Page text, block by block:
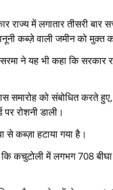
में लगातार तीसरी बार
कब्ज़े वाली जमीन को मुक्त
ने यह भी कहा कि सरकार
समारोह को संबोधित करते
रोशनी डाली।
से कब्ज़ा हटाया गया है।
कचुटोली में लगभग 708 बीघा